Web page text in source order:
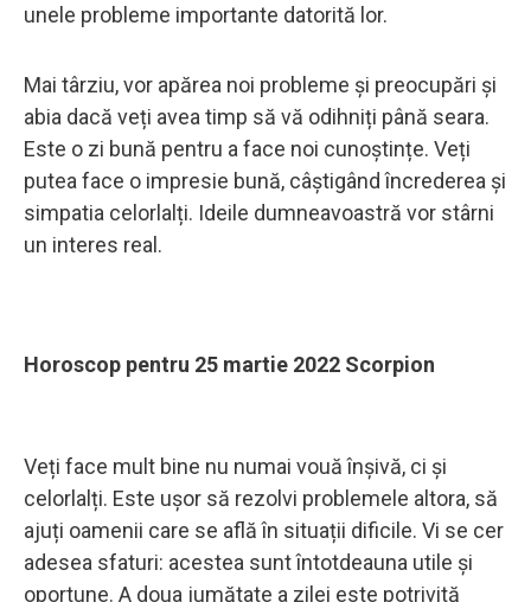
unele probleme importante datorită lor.
Mai târziu, vor apărea noi probleme și preocupări și
abia dacă veți avea timp să vă odihniți până seara.
Este o zi bună pentru a face noi cunoștințe. Veți
putea face o impresie bună, câștigând încrederea și
simpatia celorlalți. Ideile dumneavoastră vor stârni
un interes real.
Horoscop pentru 25 martie 2022 Scorpion
Veți face mult bine nu numai vouă înșivă, ci și
celorlalți. Este ușor să rezolvi problemele altora, să
ajuți oamenii care se află în situații dificile. Vi se cer
adesea sfaturi: acestea sunt întotdeauna utile și
oportune. A doua jumătate a zilei este potrivită